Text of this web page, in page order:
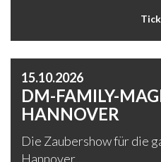
15.10.2026
DM-FAMILY-
HANNOVER
Die Zaubershow für die
Hannover....